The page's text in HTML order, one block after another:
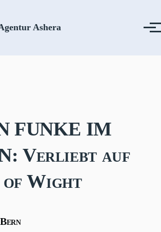
Ashera Menü
FUNKE IM
Verliebt auf
Wight